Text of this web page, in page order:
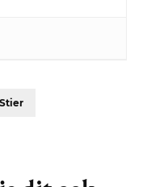
Stier